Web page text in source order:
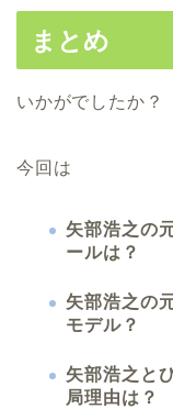
まとめ
いかがでしたか？
今回は
矢部浩之の
ールは？
矢部浩之の
モデル？
矢部浩之と
局理由は？